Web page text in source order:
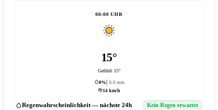
08:00 UHR
15°
Gefühlt 15°
0%
0.0 mm
14 km/h
Regenwahrscheinlichkeit — nächste 24h Kein Regen erwartet